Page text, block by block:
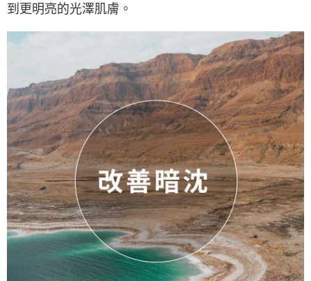
到更明亮的光澤肌膚。